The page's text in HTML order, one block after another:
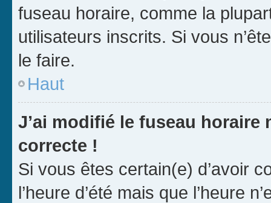
fuseau horaire, comme la
utilisateurs inscrits. Si vous
le faire.
Haut
J’ai modifié le fuseau horaire
correcte !
Si vous êtes certain(e) d’avoir
l’heure d’été mais que l’heure